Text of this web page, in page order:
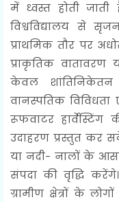
में ध्वस्त होती जाती
विश्वविद्यालय से
प्राथमिक तौर पर
प्राकृतिक वातावरण
केवल
वानस्पतिक विविधता
रूफवाटर
उदाहरण प्रस्तुत कर
या नदी- नालों के
संपदा की वृद्धि
ग्रामीण क्षेत्रों के